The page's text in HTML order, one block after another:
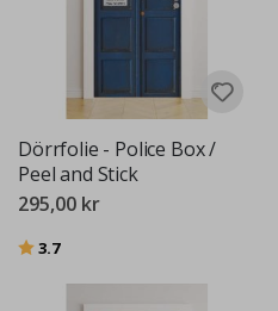
Dörrfolie - Police Box /
Peel and Stick
295,00 kr
Betyg:
3.7utav 5 stjärnor